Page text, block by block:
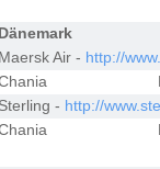
Dänemark
Maersk Air - http://
Sterling - http://